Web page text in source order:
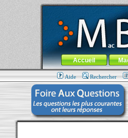
MacBook-fr.com : 100% Apple... 100%
Aller au contenu-Aller au
Menu général
Accueil
Aide Rechercher